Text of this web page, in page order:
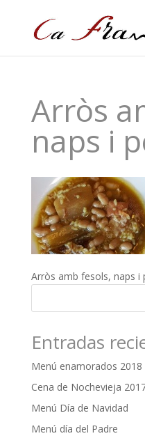
Arròs
naps i
Arròs amb fesols, naps i
Entradas
Menú enamorados 2018
Cena de Nochevieja
Menú Día de Navidad
Menú día del Padre